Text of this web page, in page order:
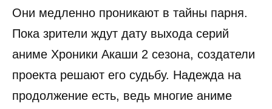
Они медленно проникают в тайны парня.
Пока зрители ждут дату выхода серий
аниме Хроники Акаши 2 сезона, создатели
проекта решают его судьбу. Надежда на
продолжение есть, ведь многие аниме